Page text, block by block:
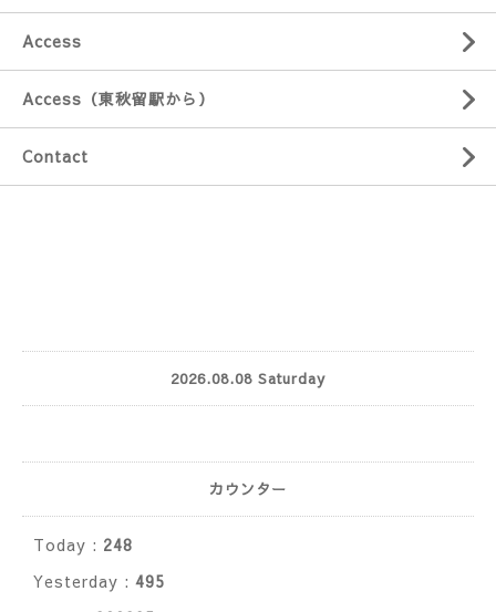
Access
Access（東秋留駅から）
Contact
2026.08.08 Saturday
カウンター
Today : 248
Yesterday : 495